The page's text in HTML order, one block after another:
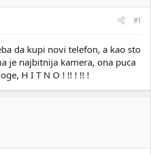
#1
da kupi novi telefon, a kao sto
je najbitnija kamera, ona puca
H I T N O ! !! ! !! !